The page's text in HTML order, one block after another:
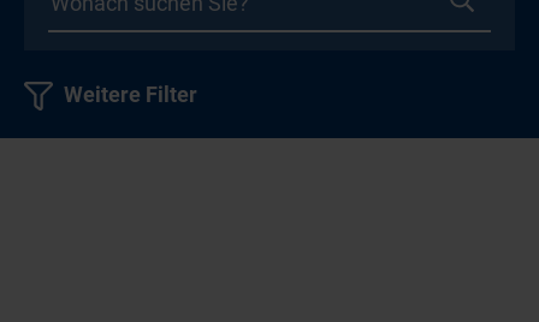
Weitere Filter